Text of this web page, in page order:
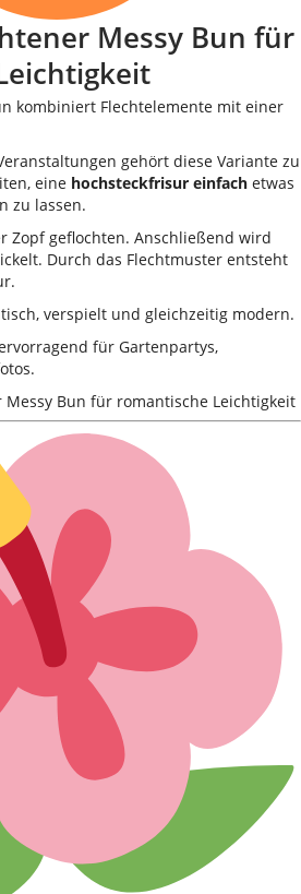
Messy Bun für
kombiniert Flechtelemente mit einer
gehört diese Variante zu
eine hochsteckfrisur einfach etwas
zu lassen.
Zopf geflochten. Anschließend wird
Durch das Flechtmuster entsteht
verspielt und gleichzeitig modern.
für Gartenpartys,